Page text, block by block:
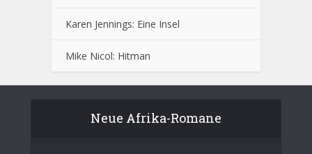
Karen Jennings: Eine Insel
Mike Nicol: Hitman
Neue Afrika-Romane